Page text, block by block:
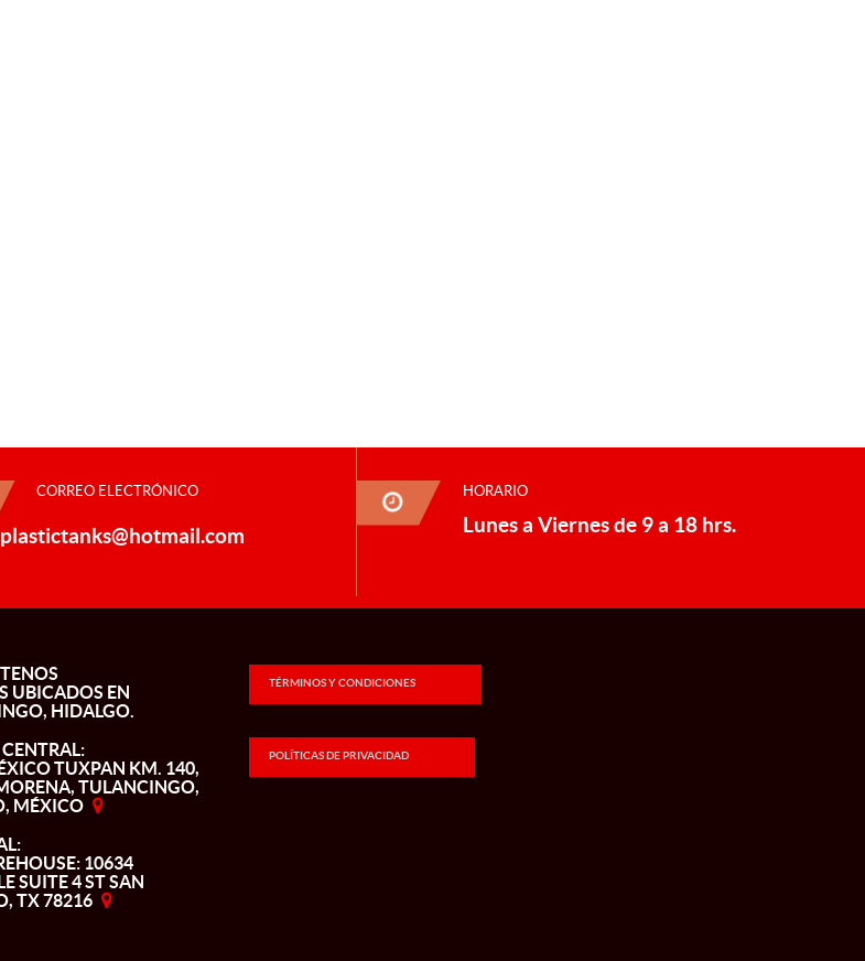
CORREO ELECTRÓNICO HORARIO
Lunes a Viernes de 9 a 18 hrs.
UBICADOS EN
HIDALGO.
TUXPAN KM. 140,
TULANCINGO,
MÉXICO
10634
SUITE 4 ST SAN
TX 78216
TÉRMINOS Y CONDICIONES
POLÍTICAS DE PRIVACIDAD